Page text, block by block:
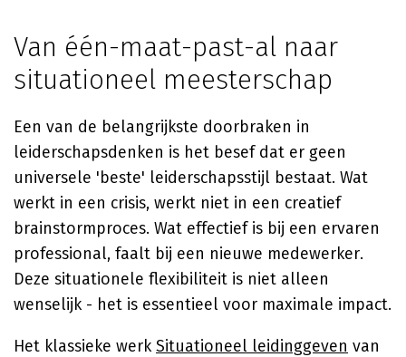
Van één-maat-past-al naar
situationeel meesterschap
Een van de belangrijkste doorbraken in
leiderschapsdenken is het besef dat er geen
universele 'beste' leiderschapsstijl bestaat. Wat
werkt in een crisis, werkt niet in een creatief
brainstormproces. Wat effectief is bij een ervaren
professional, faalt bij een nieuwe medewerker.
Deze situationele flexibiliteit is niet alleen
wenselijk - het is essentieel voor maximale impact.
Het klassieke werkSituationeel leidinggeven van